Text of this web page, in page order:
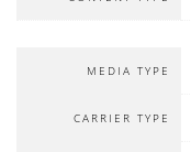
MEDIA TYPE
CARRIER TYPE